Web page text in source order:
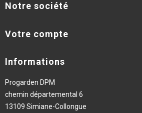
Notre société
Votre compte
Informations
Progarden DPM
chemin départemental 6
13109 Simiane-Collongue